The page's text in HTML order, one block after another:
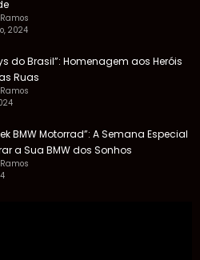
2024
do Brasil”: Homenagem aos Heróis
Ruas
BMW Motorrad”: A Semana Especial
a Sua BMW dos Sonhos